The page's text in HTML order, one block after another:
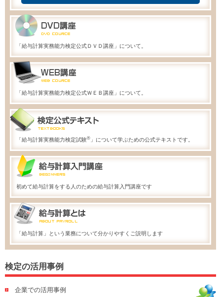
「給与計算実務能力検定公式ＤＶＤ講座」について。
「給与計算実務能力検定公式ＷＥＢ講座」について。
「給与計算実務能力検定試験® 」について学ぶための公式テキストです。
初めて給与計算をする人のための給与計算入門講座です
「給与計算」という業務について分かりやすくご説明します
検定の活用事例
企業での活用事例